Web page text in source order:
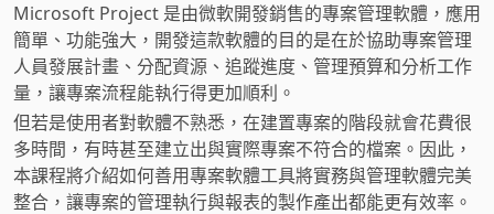
Microsoft Project 是由微軟開發銷售的專案管理軟體，應用
簡單、功能強大，開發這款軟體的目的是在於協助專案管理
人員發展計畫、分配資源、追蹤進度、管理預算和分析工作
量，讓專案流程能執行得更加順利。
但若是使用者對軟體不熟悉，在建置專案的階段就會花費很
多時間，有時甚至建立出與實際專案不符合的檔案。因此，
本課程將介紹如何善用專案軟體工具將實務與管理軟體完美
整合，讓專案的管理執行與報表的製作產出都能更有效率。